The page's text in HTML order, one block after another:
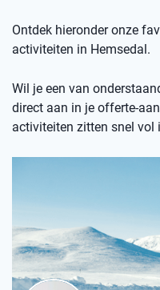
Ontdek hieronder onze
activiteiten in Hemsedal.
Wil je een van
direct aan in je offerte-
activiteiten zitten snel vol